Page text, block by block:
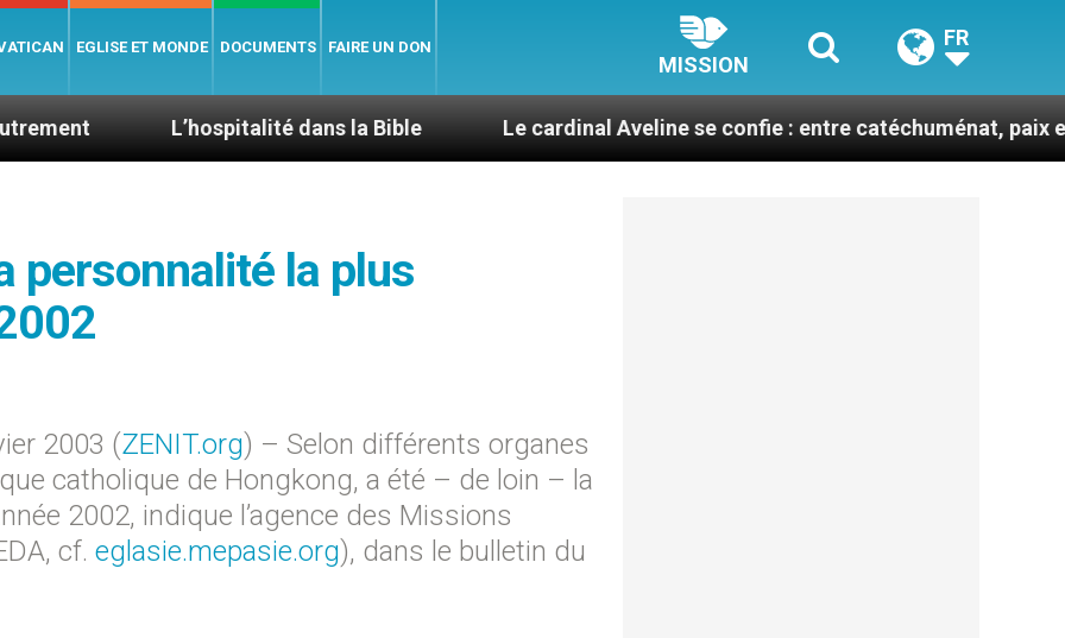
EGLISE ET MONDE DOCUMENTS FAIRE UN DON
MISSION
FR
L’hospitalité dans la Bible Le cardinal Aveline se confie : entre catéchuménat, paix et défis
personnalité la plus
2003 (ZENIT.org) – Selon différents organes
catholique de Hongkong, a été – de loin – la
2002, indique l’agence des Missions
cf. eglasie.mepasie.org), dans le bulletin du